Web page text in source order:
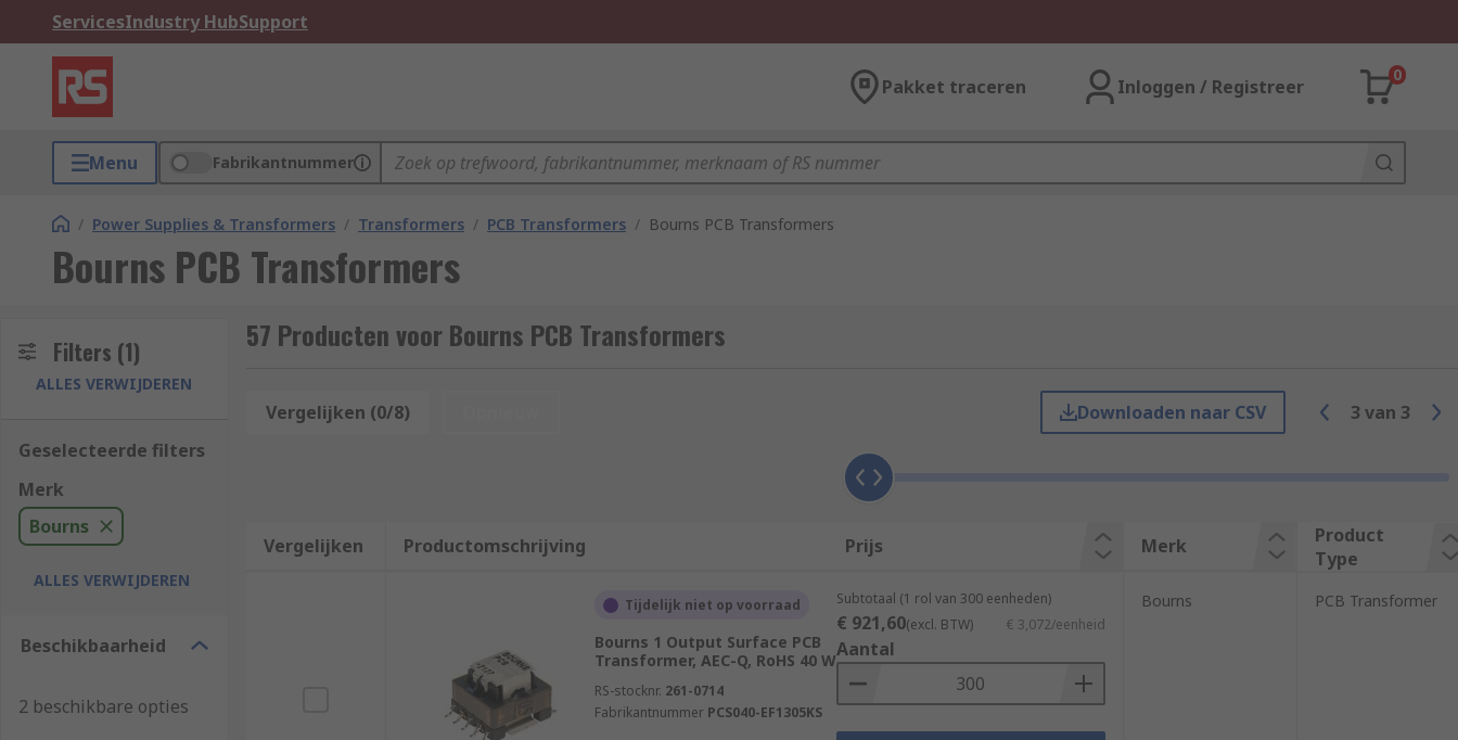
ServicesIndustry HubSupport
Pakket traceren Inloggen / Registreer
0
Menu Fabrikantnummer
/ Power Supplies & Transformers / Transformers / PCB Transformers / Bourns PCB Transformers
Bourns PCB Transformers
Filters (1)
ALLES VERWIJDEREN
Geselecteerde filters
Merk
Bourns
ALLES VERWIJDEREN
Beschikbaarheid
2 beschikbare opties
57 Producten voor Bourns PCB Transformers
Vergelijken (0/8) Downloaden naar CSV 3 van 3
Vergelijken Productomschrijving Prijs Merk
Product
Type
Tijdelijk niet op voorraad
Bourns 1 Output Surface PCB
Transformer, AEC-Q, RoHS 40 W
RS-stocknr. 261-0714
Fabrikantnummer PCS040-EF1305KS
Subtotaal (1 rol van 300 eenheden)
€ 921,60(excl. BTW) € 3,072/eenheid
Aantal
Bourns PCB Transformer